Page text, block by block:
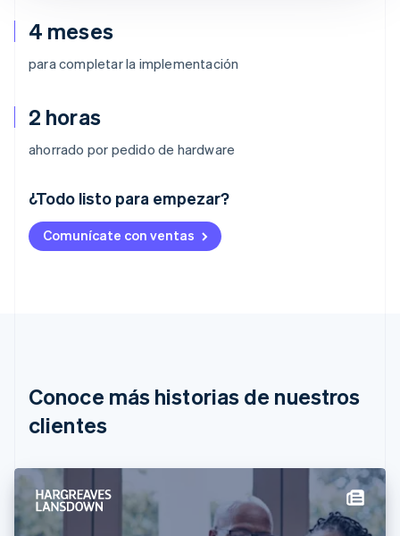
4 meses
para completar la implementación
2 horas
ahorrado por pedido de hardware
¿Todo listo para empezar?
Comunícate con ventas
Conoce más historias de nuestros
clientes
Alemania
DeutschEnglish
Australia
Bulgaria
English
Canadá
China continental
简体中文English
Chipre